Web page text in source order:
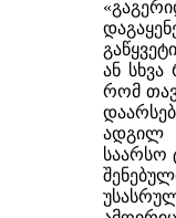
ან
რომ
ადგილ
საარსო